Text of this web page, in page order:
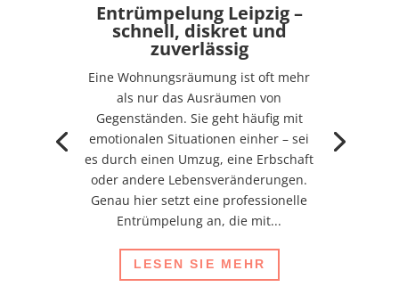
Entrümpelung Leipzig –
schnell, diskret und
zuverlässig
Eine Wohnungsräumung ist oft mehr
als nur das Ausräumen von
Gegenständen. Sie geht häufig mit
emotionalen Situationen einher – sei
es durch einen Umzug, eine Erbschaft
oder andere Lebensveränderungen.
Genau hier setzt eine professionelle
Entrümpelung an, die mit...
LESEN SIE MEHR